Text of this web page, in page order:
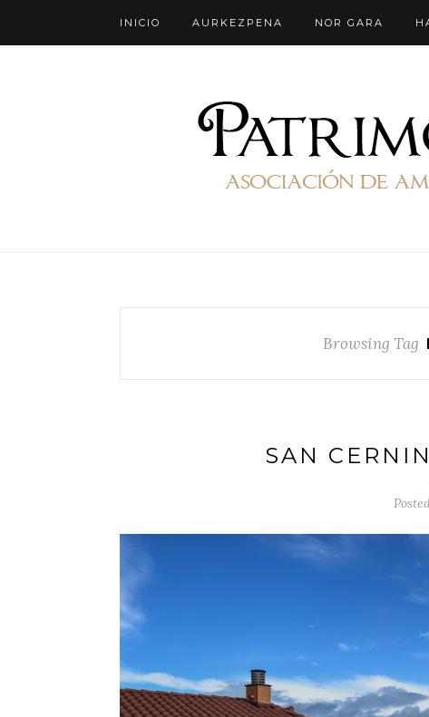
INICIO AURKEZPENA NOR GARA
Browsing Tag
SAN